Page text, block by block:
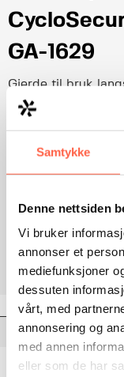
Samtykke
Denne nettsiden
Vi bruker
annonser et
mediefunksjoner
dessuten
vårt, med
annonsering og
med annen
eller som de har
GA-1629
Gjerde til bruk
skrått, og ingen
Description
Gjerde til bruk